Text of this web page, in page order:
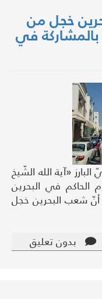
خجل من
في
«آية الله الشّيخ
في البحرين
شعب البحرين خجل
بدون تعليق